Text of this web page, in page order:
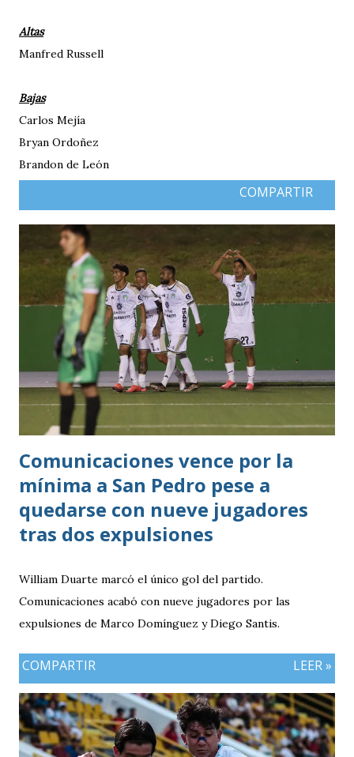
Altas
Manfred Russell
Bajas
Carlos Mejía
Bryan Ordoñez
Brandon de León
COMPARTIR
Comunicaciones vence por la
mínima a San Pedro pese a
quedarse con nueve jugadores
tras dos expulsiones
William Duarte marcó el único gol del partido.
Comunicaciones acabó con nueve jugadores por las
expulsiones de Marco Domínguez y Diego Santis.
COMPARTIR LEER »